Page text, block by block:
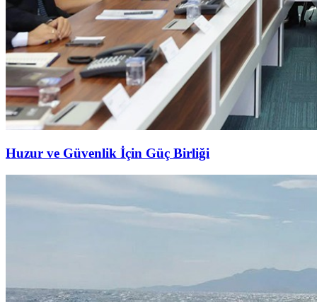
Huzur ve Güvenlik İçin Güç Birliği